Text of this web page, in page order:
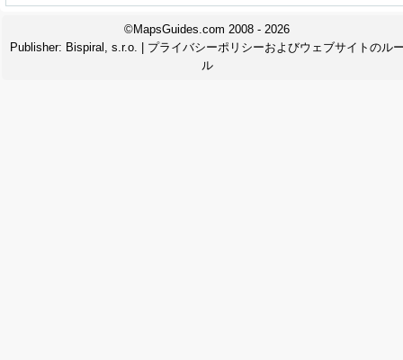
©MapsGuides.com 2008 - 2026
Publisher: Bispiral, s.r.o.
プライバシーポリシーおよびウェブサイトのル
ル